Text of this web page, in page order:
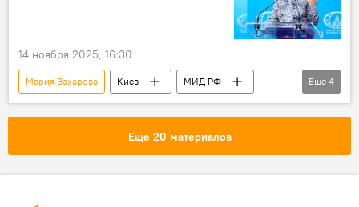
14 ноября 2025, 16:30
Мария Захарова Киев
МИД РФ
Брифинг
Конфликт
Украина
Еще 4
Еще 20 материалов